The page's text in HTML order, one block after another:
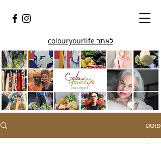
לאתר colouryourlife
פוסט